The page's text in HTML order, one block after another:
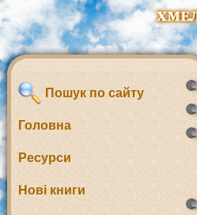
Пошук по сайту
Головна
Ресурси
Нові книги